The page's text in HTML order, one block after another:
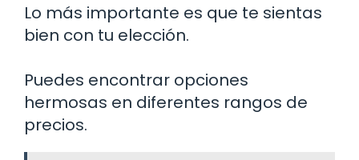
Lo más importante es que te sientas
bien con tu elección.
Puedes encontrar opciones
hermosas en diferentes rangos de
precios.